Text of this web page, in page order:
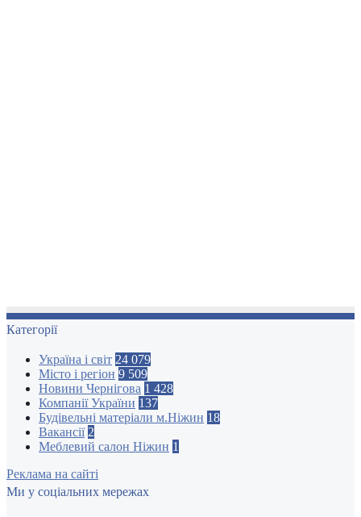
Категорії
Україна і світ 24 079
Місто і регіон 9 509
Новини Чернігова 1 428
Компанії України 137
Будівельні матеріали м.Ніжин 18
Вакансії 2
Меблевий салон Ніжин 1
Реклама на сайті
Ми у соціальних мережах